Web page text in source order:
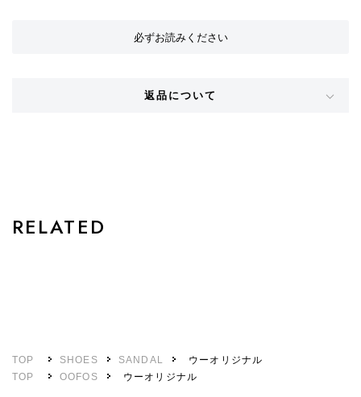
必ずお読みください
返品について
RELATED
TOP SHOES SANDAL
ウーオリジナル
TOP
OOFOS ウーオリジナル